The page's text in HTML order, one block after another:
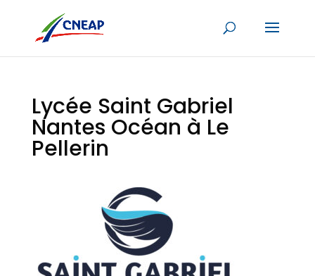
Lycée Saint Gabriel
Nantes Océan à Le
Pellerin